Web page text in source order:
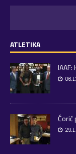
ATLETIKA
Ćorić